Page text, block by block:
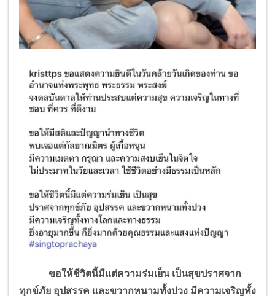
ขอให้ชีวิตนี้มีแต่ความร่มเย็น เป็นสุขปราศจาก
ทุกข์ภัย อุปสรรค และขวากหนามทั้งปวง มีความเจริญทั้ง